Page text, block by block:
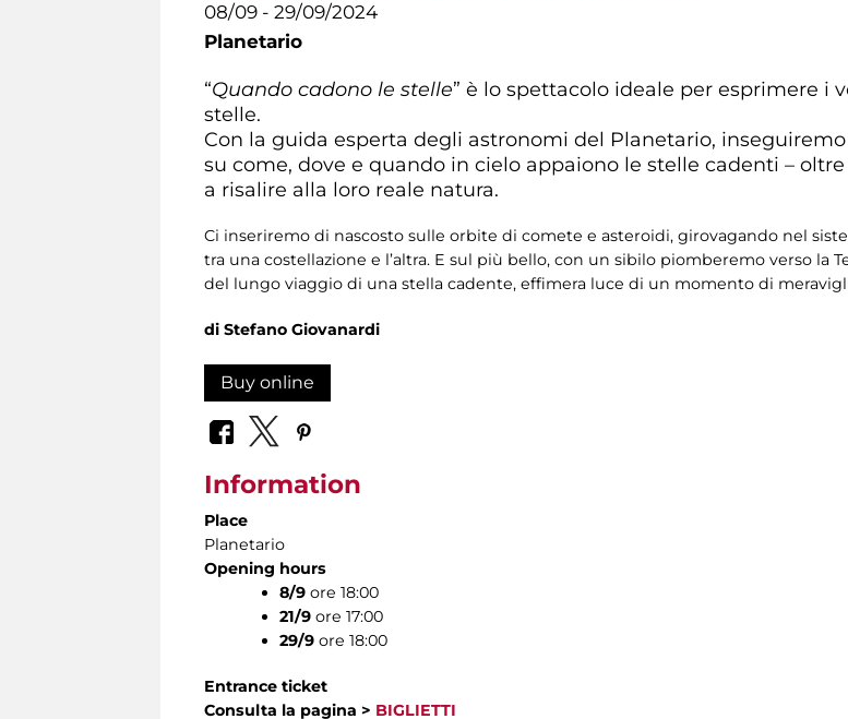
08/09 - 29/09/2024
Planetario
“Quando cadono le stelle” è lo spettacolo ideale per esprimere i
stelle.
Con la guida esperta degli astronomi del Planetario,
su come, dove e quando in cielo appaiono le stelle cadenti –
a risalire alla loro reale natura.
Ci inseriremo di nascosto sulle orbite di comete e asteroidi, girovagando nel
tra una costellazione e l’altra. E sul più bello, con un sibilo piomberemo verso la
del lungo viaggio di una stella cadente, effimera luce di un momento di
di Stefano Giovanardi
Buy online
Information
Place
Planetario
Opening hours
8/9ore 18:00
21/9ore 17:00
29/9ore 18:00
Entrance ticket
Consulta la pagina > BIGLIETTI